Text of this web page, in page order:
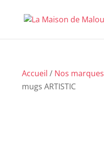
Accueil / Nos marques
mugs ARTISTIC